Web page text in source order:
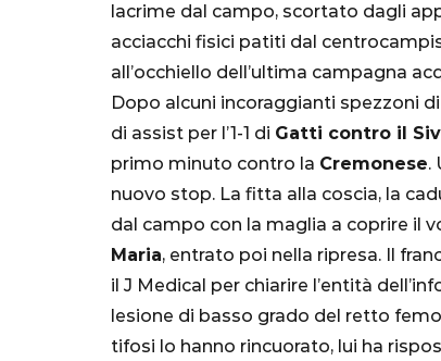
lacrime dal campo, scortato dagli
acciacchi fisici patiti dal
all’occhiello dell’ultima campagna
Dopo alcuni incoraggianti spezzoni
di assist per l’1-1 di Gatti contro il
primo minuto contro la Cremonese.
nuovo stop. La fitta alla coscia, la
dal campo con la maglia a coprire il
Maria, entrato poi nella ripresa. Il
il J Medical per chiarire l’entità
lesione di basso grado del retto
tifosi lo hanno rincuorato, lui ha
SERIE A
Lautaro
parla
"Bayern?
all'Inter e